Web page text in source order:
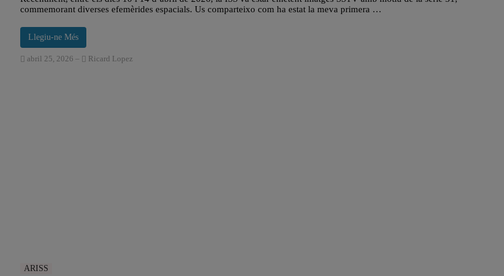
commemorant diverses efemèrides espacials. Us comparteixo com ha estat la meva primera …
Llegiu-ne Més
abril 25, 2026 – Ricard Lopez
ARISS